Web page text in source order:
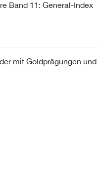
Band 11: General-Index
mit Goldprägungen